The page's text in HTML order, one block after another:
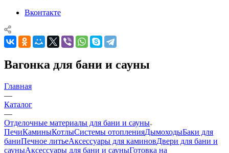
Вконтакте
Вагонка для бани и сауны
Главная
—
Каталог
—
Отделочные материалы для бани и сауны
ПечиКаминыКотлыСистемы отопленияДымоходыБаки для
баниПечное литьеАксессуары для каминовДвери для бани и
сауныАксессуары для бани и сауныГотовка на